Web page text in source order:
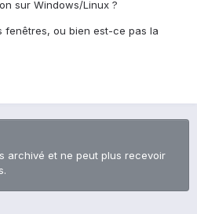
sur Windows/Linux ?
fenêtres, ou bien est-ce pas la
archivé et ne peut plus recevoir